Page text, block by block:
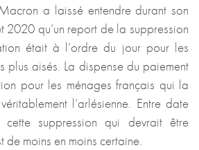
a laissé entendre durant son
2020 qu’un report de la suppression
était à l’ordre du jour pour les
plus aisés. La dispense du paiement
pour les ménages français qui la
l’arlésienne. Entre date
suppression qui devrait être
moins en moins certaine.